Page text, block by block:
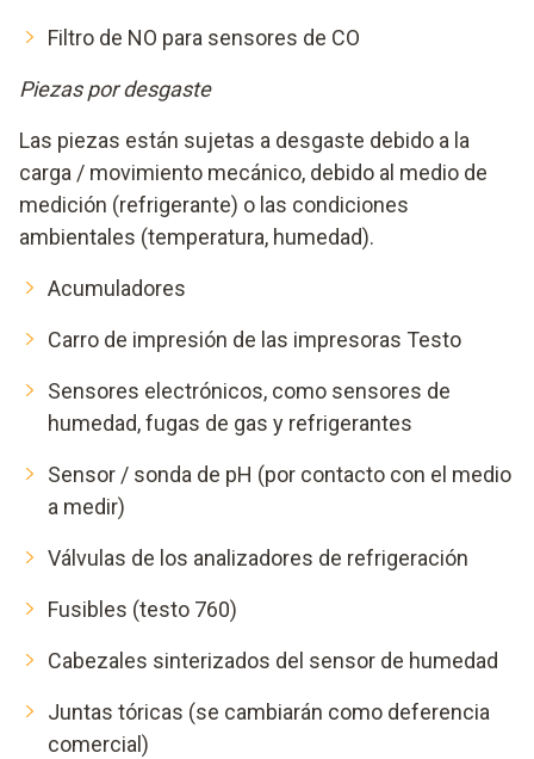
Filtro de NO para sensores de CO
Piezas por desgaste
Las piezas están sujetas a desgaste debido a la
carga / movimiento mecánico, debido al medio de
medición (refrigerante) o las condiciones
ambientales (temperatura, humedad).
Acumuladores
Carro de impresión de las impresoras Testo
Sensores electrónicos, como sensores de
humedad, fugas de gas y refrigerantes
Sensor / sonda de pH (por contacto con el medio
a medir)
Válvulas de los analizadores de refrigeración
Fusibles (testo 760)
Cabezales sinterizados del sensor de humedad
Juntas tóricas (se cambiarán como deferencia
comercial)